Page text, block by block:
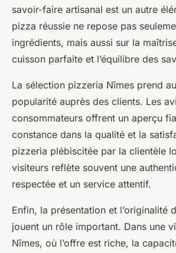
savoir-faire artisanal est un autre
pizza réussie ne repose pas
ingrédients, mais aussi sur la
cuisson parfaite et l’équilibre des
La sélection pizzeria Nîmes prend
popularité auprès des clients. Les
consommateurs offrent un aperçu
constance dans la qualité et la
pizzeria plébiscitée par la clientèle
visiteurs reflète souvent une
respectée et un service attentif.
Enfin, la présentation et l’originalité
jouent un rôle important. Dans une
Nîmes, où l’offre est riche, la